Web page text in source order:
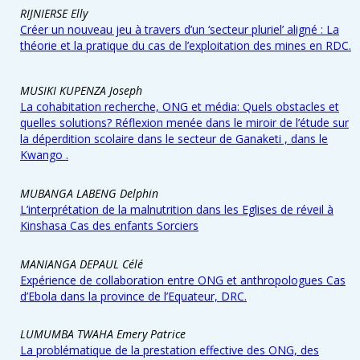
RIJNIERSE Elly
Créer un nouveau jeu à travers d’un ‘secteur pluriel’ aligné : La
théorie et la pratique du cas de l’exploitation des mines en RDC.
MUSIKI KUPENZA Joseph
La cohabitation recherche, ONG et média: Quels obstacles et
quelles solutions? Réflexion menée dans le miroir de l’étude sur
la déperdition scolaire dans le secteur de Ganaketi , dans le
Kwango .
MUBANGA LABENG Delphin
L’interprétation de la malnutrition dans les Eglises de réveil à
Kinshasa Cas des enfants Sorciers
MANIANGA DEPAUL Célé
Expérience de collaboration entre ONG et anthropologues Cas
d’Ebola dans la province de l’Equateur, DRC.
LUMUMBA TWAHA Emery Patrice
La problématique de la prestation effective des ONG, des